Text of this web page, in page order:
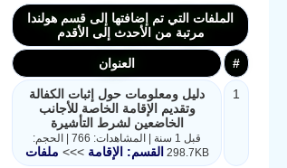
الملفات التي تم إضافتها إلى قسم هولندا
مرتبة من الأحدث إلى الأقدم
# العنوان
1
دليل ومعلومات حول إثبات الكفالة
وتقديم الإقامة الخاصة للأجانب
الخاضعين لشرط التأشيرة
قبل 1 سنة | المشاهدات: 766 | الحجم:
298.7KB القسم: الإقامة>>> ملفات